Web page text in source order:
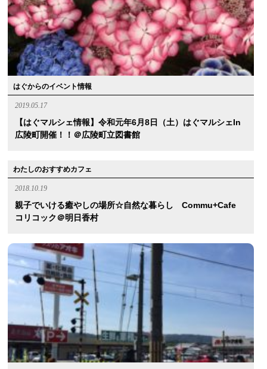
はぐからのイベント情報
2019.05.17
【はぐマルシェ情報】令和元年6月8日（土）はぐマルシェin
広陵町開催！！＠広陵町立図書館
わたしのおすすめカフェ
2018.10.19
親子でいける癒やしの場所☆自然な暮らし Commu+cafe
コリコック＠明日香村